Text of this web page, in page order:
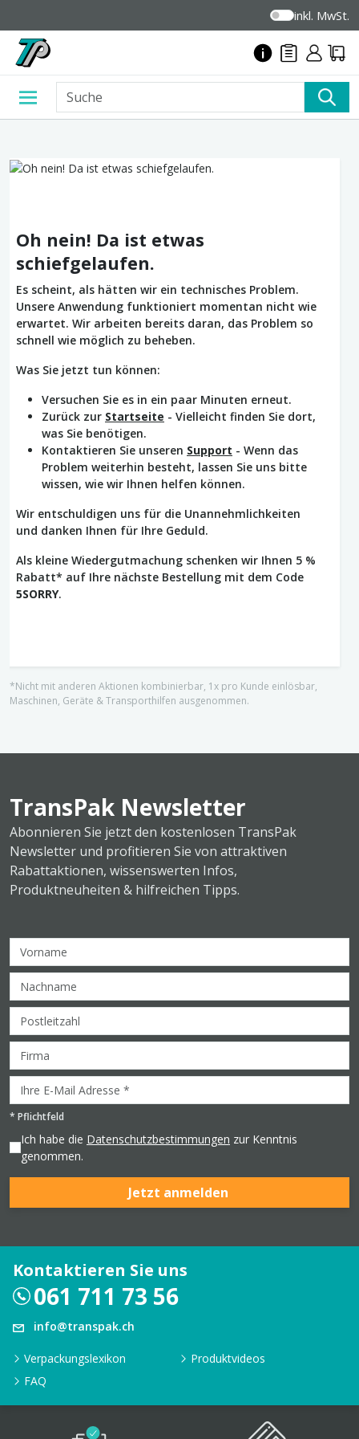
inkl. MwSt.
Oh nein! Da ist etwas
schiefgelaufen.
Es scheint, als hätten wir ein technisches Problem.
Unsere Anwendung funktioniert momentan nicht wie
erwartet. Wir arbeiten bereits daran, das Problem so
schnell wie möglich zu beheben.
Was Sie jetzt tun können:
Versuchen Sie es in ein paar Minuten erneut.
Zurück zur Startseite - Vielleicht finden Sie dort,
was Sie benötigen.
Kontaktieren Sie unseren Support - Wenn das
Problem weiterhin besteht, lassen Sie uns bitte
wissen, wie wir Ihnen helfen können.
Wir entschuldigen uns für die Unannehmlichkeiten
und danken Ihnen für Ihre Geduld.
Als kleine Wiedergutmachung schenken wir Ihnen 5 %
Rabatt* auf Ihre nächste Bestellung mit dem Code
5SORRY.
*Nicht mit anderen Aktionen kombinierbar, 1x pro Kunde einlösbar,
Maschinen, Geräte & Transporthilfen ausgenommen.
TransPak Newsletter
Abonnieren Sie jetzt den kostenlosen TransPak
Newsletter und profitieren Sie von attraktiven
Rabattaktionen, wissenswerten Infos,
Produktneuheiten & hilfreichen Tipps.
* Pflichtfeld
Ich habe die Datenschutzbestimmungen zur Kenntnis
genommen.
Jetzt anmelden
Kontaktieren Sie uns
061 711 73 56
info@transpak.ch
Verpackungslexikon
Produktvideos
FAQ